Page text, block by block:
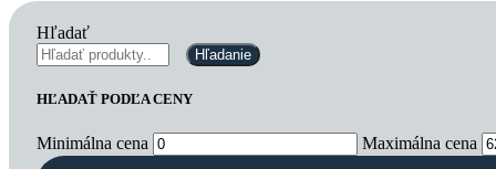
Hľadať
Hľadanie
HĽADAŤ PODĽA CENY
Minimálna cena Maximálna cena